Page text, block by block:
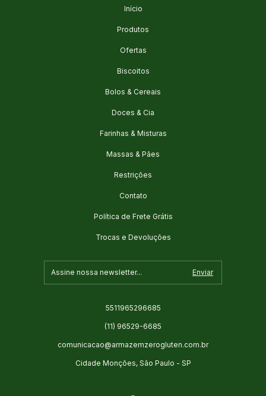
Início
Produtos
Ofertas
Biscoitos
Bolos & Cereais
Doces & Cia
Farinhas & Misturas
Massas & Pães
Restrições
Contato
Política de Frete Grátis
Trocas e Devoluções
5511965296685
(11) 96529-6685
comunicacao@armazemzerogluten.com.br
Cidade Monções, São Paulo - SP